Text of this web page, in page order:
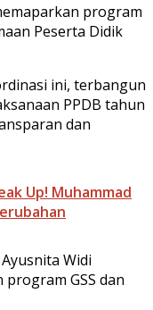
program
Peserta Didik
ini, terbangun
PPDB tahun
dan
Up! Muhammad
Widi
GSS dan